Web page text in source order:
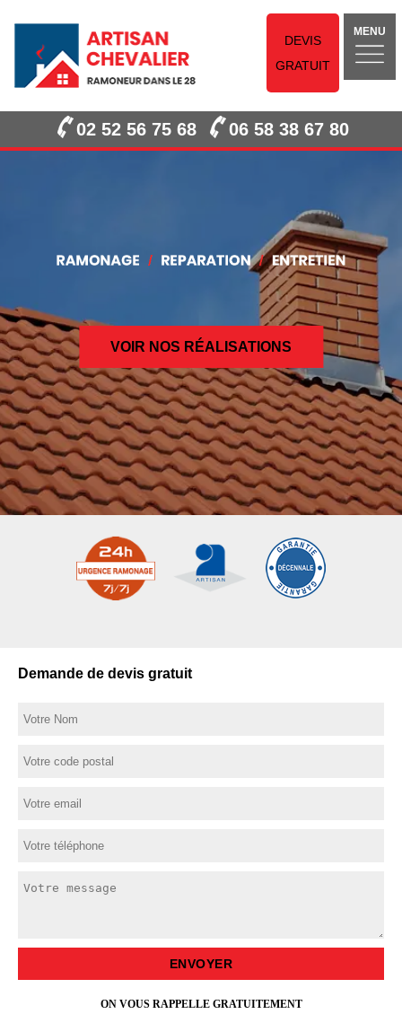
DEVIS
GRATUIT
MENU
02 52 56 75 68 06 58 38 67 80
VOIR NOS RÉALISATIONS
Demande de devis gratuit
ON VOUS RAPPELLE GRATUITEMENT